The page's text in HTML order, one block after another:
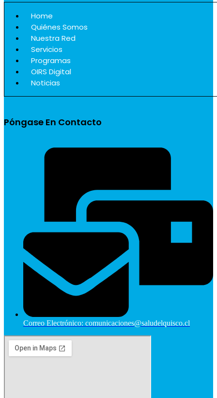
Home
Quiénes Somos
Nuestra Red
Servicios
Programas
OIRS Digital
Noticias
Póngase En Contacto
Correo Electrónico: comunicaciones@saludelquisco.cl